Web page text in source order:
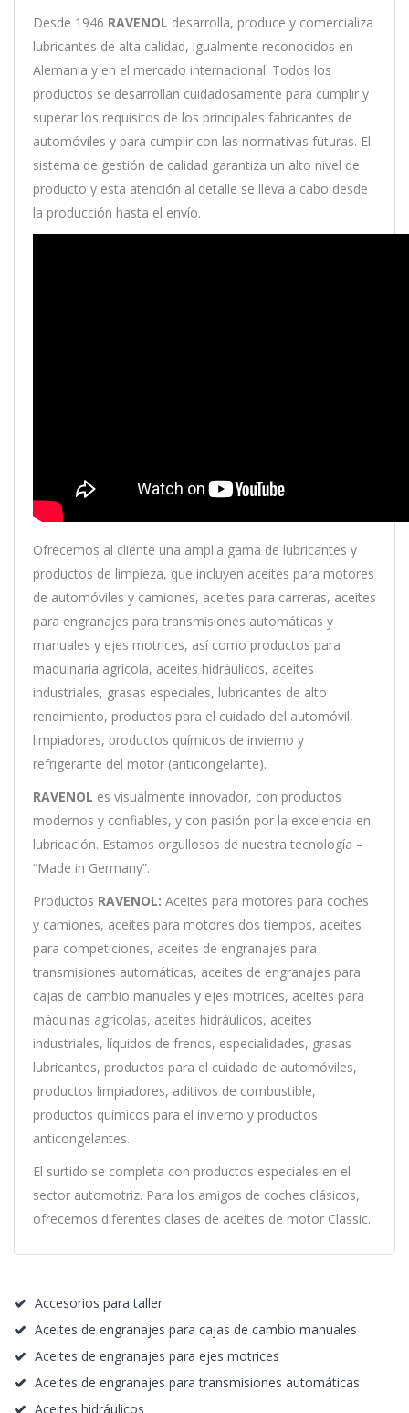
Desde 1946 RAVENOL desarrolla, produce y comercializa
lubricantes de alta calidad, igualmente reconocidos en
Alemania y en el mercado internacional. Todos los
productos se desarrollan cuidadosamente para cumplir y
superar los requisitos de los principales fabricantes de
automóviles y para cumplir con las normativas futuras. El
sistema de gestión de calidad garantiza un alto nivel de
producto y esta atención al detalle se lleva a cabo desde
la producción hasta el envío.
Ofrecemos al cliente una amplia gama de lubricantes y
productos de limpieza, que incluyen aceites para motores
de automóviles y camiones, aceites para carreras, aceites
para engranajes para transmisiones automáticas y
manuales y ejes motrices, así como productos para
maquinaria agrícola, aceites hidráulicos, aceites
industriales, grasas especiales, lubricantes de alto
rendimiento, productos para el cuidado del automóvil,
limpiadores, productos químicos de invierno y
refrigerante del motor (anticongelante).
RAVENOL es visualmente innovador, con productos
modernos y confiables, y con pasión por la excelencia en
lubricación. Estamos orgullosos de nuestra tecnología –
“Made in Germany”.
Productos RAVENOL: Aceites para motores para coches
y camiones, aceites para motores dos tiempos, aceites
para competiciones, aceites de engranajes para
transmisiones automáticas, aceites de engranajes para
cajas de cambio manuales y ejes motrices, aceites para
máquinas agrícolas, aceites hidráulicos, aceites
industriales, líquidos de frenos, especialidades, grasas
lubricantes, productos para el cuidado de automóviles,
productos limpiadores, aditivos de combustible,
productos químicos para el invierno y productos
anticongelantes.
El surtido se completa con productos especiales en el
sector automotriz. Para los amigos de coches clásicos,
ofrecemos diferentes clases de aceites de motor Classic.
Accesorios para taller
Aceites de engranajes para cajas de cambio manuales
Aceites de engranajes para ejes motrices
Aceites de engranajes para transmisiones automáticas
Aceites hidráulicos